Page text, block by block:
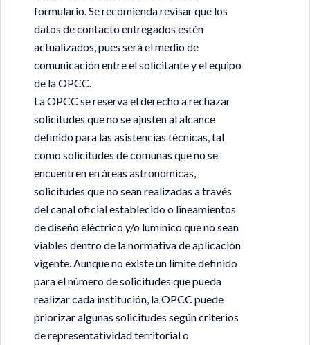
formulario. Se recomienda revisar que los
datos de contacto entregados estén
actualizados, pues será el medio de
comunicación entre el solicitante y el equipo
de la OPCC.
La OPCC se reserva el derecho a rechazar
solicitudes que no se ajusten al alcance
definido para las asistencias técnicas, tal
como solicitudes de comunas que no se
encuentren en áreas astronómicas,
solicitudes que no sean realizadas a través
del canal oficial establecido o lineamientos
de diseño eléctrico y/o lumínico que no sean
viables dentro de la normativa de aplicación
vigente. Aunque no existe un límite definido
para el número de solicitudes que pueda
realizar cada institución, la OPCC puede
priorizar algunas solicitudes según criterios
de representatividad territorial o